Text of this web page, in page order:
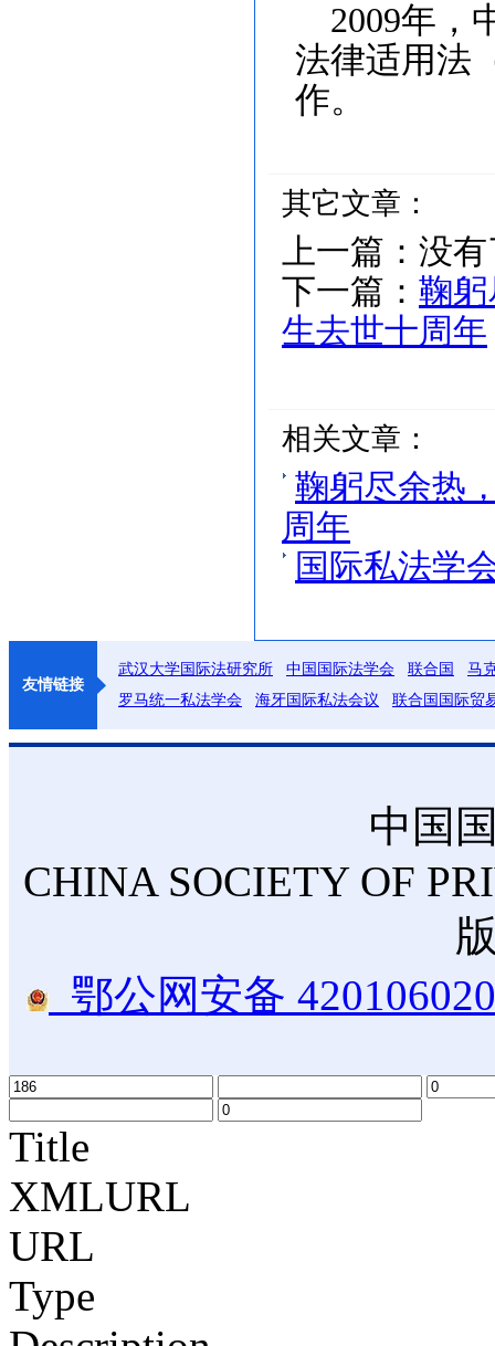
2009年，
法律适用法
作。
其它文章：
上一篇： 没有
下一篇： 鞠
生去世十周年
相关文章：
鞠躬尽余热
周年
国际私法学
友情链接
武汉大学国际法研究所 中国国际法学会 联合国
马
罗马统一私法学会
海牙国际私法会议 联合国国际贸
中国
CHINA SOCIETY OF
鄂公网安备
Title
XMLURL
URL
Type